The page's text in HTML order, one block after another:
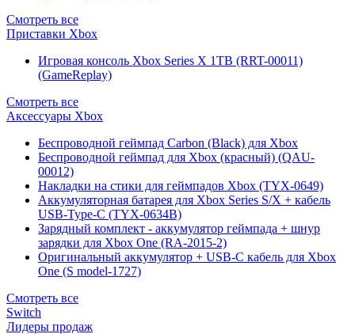
Смотреть все
Приставки Xbox
Игровая консоль Xbox Series X 1TB (RRT-00011)
(GameReplay)
Смотреть все
Аксессуары Xbox
Беспроводной геймпад Carbon (Black) для Xbox
Беспроводной геймпад для Xbox (красный) (QAU-
00012)
Накладки на стики для геймпадов Xbox (TYX-0649)
Аккумуляторная батарея для Xbox Series S/X + кабель
USB-Type-C (TYX-0634B)
Зарядный комплект - аккумулятор геймпада + шнур
зарядки для Xbox One (RA-2015-2)
Оригинальный аккумулятор + USB-C кабель для Xbox
One (S model-1727)
Смотреть все
Switch
Лидеры продаж